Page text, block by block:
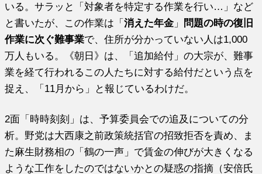
いる。サラッと「対象者を特定する作業を行い…」など
と書いたが、この作業は「消えた年金 」
問題の時の復旧
作業に次ぐ難事業で、住所が分かっていない人は1,000
万人もいる。《朝日》は、「追加給付」の大宗が、難事
業を経て行われるこの人たちに対する給付だという点を
捉え、「11月から」と報じているわけだ。
2面「時時刻刻」は、予算委員会での追及についての分
析。野党は大西康之前政策統括官の招致拒否を責め、ま
た麻生財務相の「鶴の一声」で賃金の伸びが大きくなる
ような工作をしたのではないかとの疑惑の指摘（安倍氏